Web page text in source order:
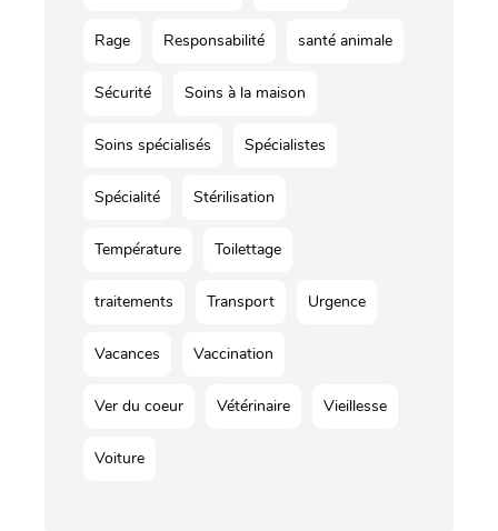
Rage Responsabilité santé animale
Sécurité Soins à la maison
Soins spécialisés Spécialistes
Spécialité Stérilisation
Température Toilettage
traitements Transport Urgence
Vacances Vaccination
Ver du coeur Vétérinaire Vieillesse
Voiture